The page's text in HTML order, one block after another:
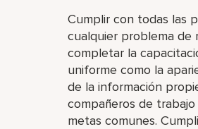
Cumplir con todas las
cualquier problema de
completar la
uniforme como la
de la información
compañeros de
metas comunes.